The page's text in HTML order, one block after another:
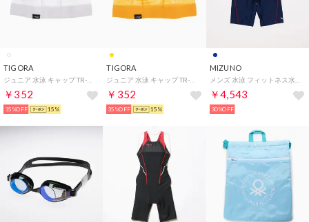
TIGORA
￥352
35%OFF 15%
TIGORA
￥352
35%OFF 15%
MIZUNO
￥4,543
30%OFF